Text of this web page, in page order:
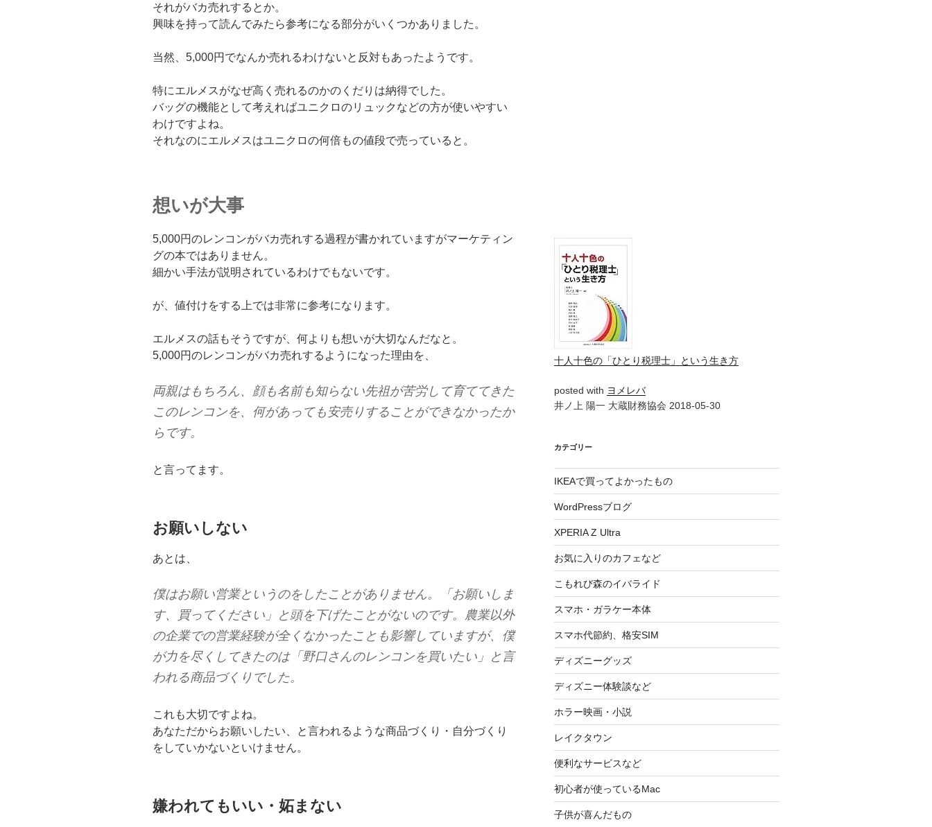
それがバカ売れするとか。
興味を持って読んでみたら参考になる部分がいくつかありました。
当然、5,000円でなんか売れるわけないと反対もあったようです。
特にエルメスがなぜ高く売れるのかのくだりは納得でした。
バッグの機能として考えればユニクロのリュックなどの方が使いやすい
わけですよね。
それなのにエルメスはユニクロの何倍もの値段で売っていると。
想いが大事
5,000円のレンコンがバカ売れする過程が書かれていますがマーケティン
グの本ではありません。
細かい手法が説明されているわけでもないです。
が、値付けをする上では非常に参考になります。
エルメスの話もそうですが、何よりも想いが大切なんだなと。
5,000円のレンコンがバカ売れするようになった理由を、
両親はもちろん、顔も名前も知らない先祖が苦労して育ててきた
このレンコンを、何があっても安売りすることができなかったか
らです。
と言ってます。
お願いしない
あとは、
僕はお願い営業というのをしたことがありません。「お願いしま
す、買ってください」と頭を下げたことがないのです。農業以外
の企業での営業経験が全くなかったことも影響していますが、僕
が力を尽くしてきたのは「野口さんのレンコンを買いたい」と言
われる商品づくりでした。
これも大切ですよね。
あなただからお願いしたい、と言われるような商品づくり・自分づくり
をしていかないといけません。
嫌われてもいい・妬まない
十人十色の「ひとり税理士」という生き方
posted with ヨメレバ
井ノ上 陽一 大蔵財務協会 2018-05-30
カテゴリー
IKEAで買ってよかったもの
WordPressブログ
XPERIA Z Ultra
お気に入りのカフェなど
こもれび森のイバライド
スマホ・ガラケー本体
スマホ代節約、格安SIM
ディズニーグッズ
ディズニー体験談など
ホラー映画・小説
レイクタウン
便利なサービスなど
初心者が使っているMac
子供が喜んだもの